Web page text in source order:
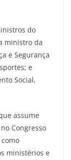
do
ministro da
e Segurança
e
Social,
assume
Congresso
ministérios e